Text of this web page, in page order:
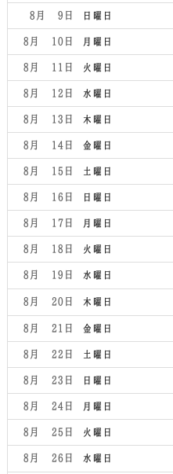
日曜日
8月 9
月曜日
8月 10
火曜日
8月 11
水曜日
8月 12
木曜日
8月 13
金曜日
8月 14
土曜日
8月 15
日曜日
8月 16
月曜日
8月 17
火曜日
8月 18
水曜日
8月 19
木曜日
8月 20
金曜日
8月 21
土曜日
8月 22
日曜日
8月 23
月曜日
8月 24
火曜日
8月 25
水曜日
8月 26